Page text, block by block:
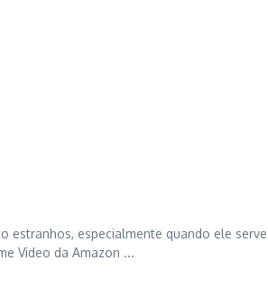
estranhos, especialmente quando ele
Video da Amazon ...